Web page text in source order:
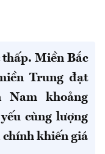
Miền Bắc
Trung đạt
Nam khoảng
cùng lượng
chính khiến giá